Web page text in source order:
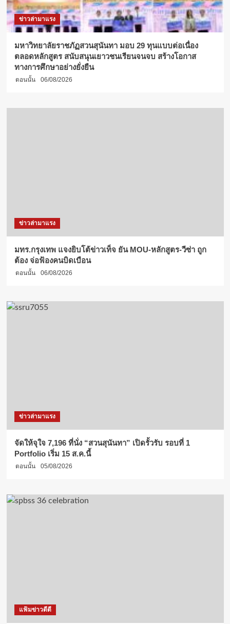
ข่าวล่ามาแรง
มหาวิทยาลัยราชภัฏสวนสุนันทา มอบ 29 ทุนแบบต่อเนื่อง
ตลอดหลักสูตร สนับสนุนเยาวชนเรียนจนจบ สร้างโอกาส
ทางการศึกษาอย่างยั่งยืน
ตอนนั้น 06/08/2026
ข่าวล่ามาแรง
มทร.กรุงเทพ แจงยิบโต้ข่าวเท็จ ยัน MOU-หลักสูตร-วีซ่า ถูก
ต้อง จ่อฟ้องคนบิดเบือน
ตอนนั้น 06/08/2026
ข่าวล่ามาแรง
จัดให้จุใจ 7,196 ที่นั่ง “สวนสุนันทา” เปิดรั้วรับ รอบที่ 1
Portfolio เริ่ม 15 ส.ค.นี้
ตอนนั้น 05/08/2026
แฟ้มข่าวดีดี